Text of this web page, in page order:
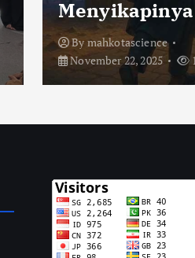
Menyikapinya
By mahkotascience
November 22, 2025